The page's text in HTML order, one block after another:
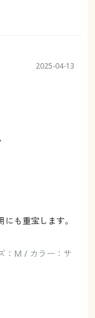
2025-04-13
も重宝します。
：M / カラー：サ